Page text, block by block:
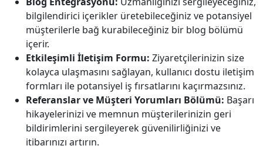
bilgilendirici içerikler üretebileceğiniz ve potansiyel
müşterilerle bağ kurabileceğiniz bir blog bölümü
içerir.
Etkileşimli İletişim Formu: Ziyaretçilerinizin size
kolayca ulaşmasını sağlayan, kullanıcı dostu iletişim
formları ile potansiyel iş fırsatlarını kaçırmazsınız.
Referanslar ve Müşteri Yorumları Bölümü: Başarı
hikayelerinizi ve memnun müşterilerinizin geri
bildirimlerini sergileyerek güvenilirliğinizi ve
itibarınızı artırın.